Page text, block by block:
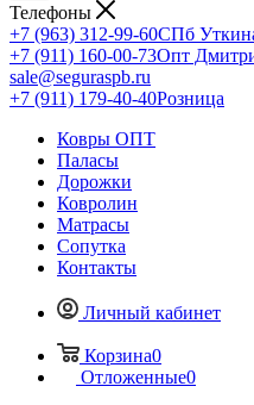
Телефоны
+7 (963) 312-99-60СПб
+7 (911) 160-00-73Опт
sale@seguraspb.ru
+7 (911) 179-40-40Розница
Ковры ОПТ
Паласы
Дорожки
Ковролин
Матрасы
Сопутка
Контакты
Личный кабинет
Корзина0
Отложенные0